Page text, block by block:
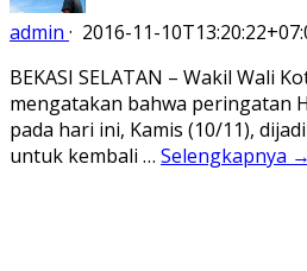
admin · 2016-11-
BEKASI SELATAN – Wakil Wali
mengatakan bahwa peringatan
pada hari ini, Kamis (10/11),
untuk kembali … Selengkapnya →